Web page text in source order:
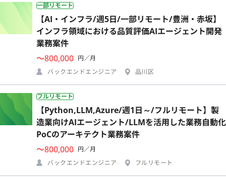
一部リモート
【AI・インフラ/週5日/一部リモート/豊洲・赤坂】
インフラ領域における品質評価AIエージェント開発
業務案件
〜800,000 円／月
バックエンドエンジニア
品川区
フルリモート
【Python,LLM,Azure/週1日～/フルリモート】製
造業向けAIエージェント/LLMを活用した業務自動化
PoCのアーキテクト業務案件
〜800,000 円／月
バックエンドエンジニア
フルリモート